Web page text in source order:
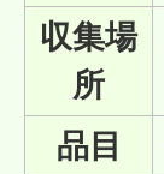
収集場
所
品目